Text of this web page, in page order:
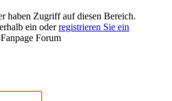
haben Zugriff auf diesen Bereich.
ein oderregistrieren Sie ein
Forum